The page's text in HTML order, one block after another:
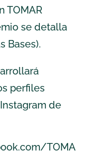
TOMAR
se detalla
Bases).
perfiles
de
TOMA